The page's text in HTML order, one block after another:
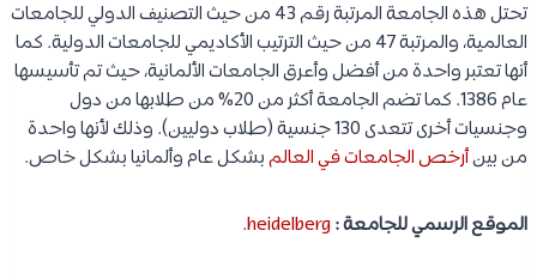
تحتل هذه الجامعة المرتبة رقم 43 من حيث التصنيف الدولي للجامعات
العالمية، والمرتبة 47 من حيث الترتيب الأكاديمي للجامعات الدولية. كما
أنها تعتبر واحدة من أفضل وأعرق الجامعات الألمانية، حيث تم تأسيسها
عام 1386. كما تضم الجامعة أكثر من 20% من طلابها من دول
وجنسيات أخرى تتعدى 130 جنسية (طلاب دوليين). وذلك لأنها واحدة
من بينأرخص الجامعات في العالمبشكل عام وألمانيا بشكل خاص.